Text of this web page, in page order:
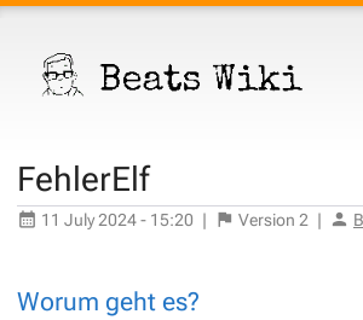
FehlerElf
11 July 2024 - 15:20 | Version 2 |
Worum geht es?